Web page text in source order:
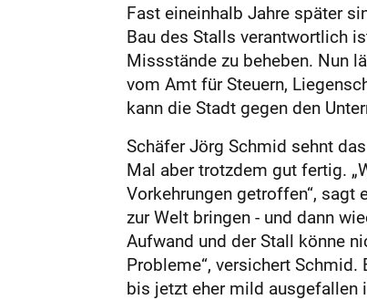
Fast eineinhalb Jahre später
Bau des Stalls verantwortlich
Missstände zu beheben. Nun
vom Amt für Steuern,
kann die Stadt gegen den
Schäfer Jörg Schmid sehnt
Mal aber trotzdem gut fertig.
Vorkehrungen getroffen“,
zur Welt bringen - und dann
Aufwand und der Stall könne
Probleme“, versichert
bis jetzt eher mild ausgefallen